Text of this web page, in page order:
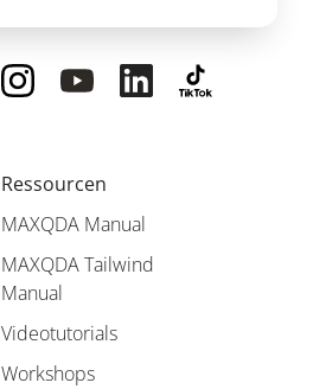
Ressourcen
MAXQDA Manual
MAXQDA Tailwind
Manual
Videotutorials
Workshops